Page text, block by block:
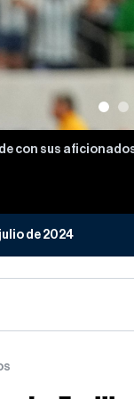
con sus
de 2024